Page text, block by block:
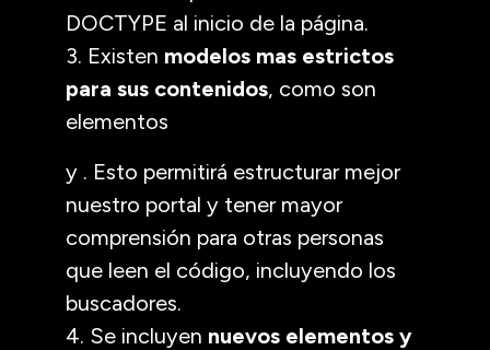
DOCTYPE al inicio de la página.
3. Existen modelos mas estrictos
para sus contenidos, como son
elementos
y . Esto permitirá estructurar mejor
nuestro portal y tener mayor
comprensión para otras personas
que leen el código, incluyendo los
buscadores.
4. Se incluyen nuevos elementos y